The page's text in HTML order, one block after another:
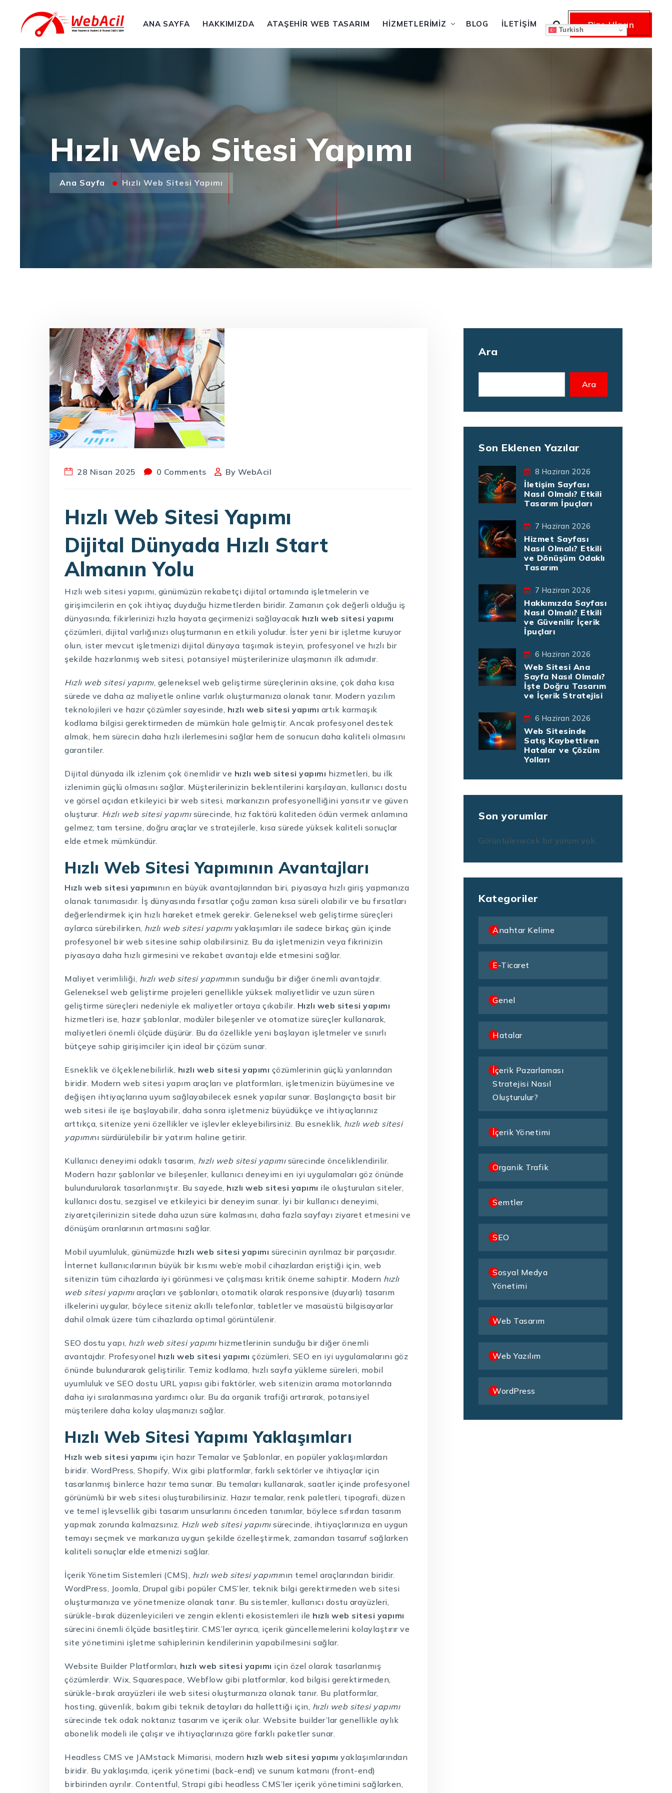
ANA SAYFA HAKKIMIZDA ATAŞEHIR WEB TASARIM HIZMETLERIMIZ BLOG İLETIŞIM
Turkish Bize Ulaşın
Hızlı Web Sitesi Yapımı
Ana Sayfa Hızlı Web Sitesi Yapımı
28 Nisan 2025 0 Comments By WebAcil
Hızlı Web Sitesi Yapımı
Dijital Dünyada Hızlı Start
Almanın Yolu
Hızlı web sitesi yapımı, günümüzün rekabetçi dijital ortamında işletmelerin ve
girişimcilerin en çok ihtiyaç duyduğu hizmetlerden biridir. Zamanın çok değerli olduğu iş
dünyasında, fikirlerinizi hızla hayata geçirmenizi sağlayacak hızlı web sitesi yapımı
çözümleri, dijital varlığınızı oluşturmanın en etkili yoludur. İster yeni bir işletme kuruyor
olun, ister mevcut işletmenizi dijital dünyaya taşımak isteyin, profesyonel ve hızlı bir
şekilde hazırlanmış web sitesi, potansiyel müşterilerinize ulaşmanın ilk adımıdır.
Hızlı web sitesi yapımı, geleneksel web geliştirme süreçlerinin aksine, çok daha kısa
sürede ve daha az maliyetle online varlık oluşturmanıza olanak tanır. Modern yazılım
teknolojileri ve hazır çözümler sayesinde, hızlı web sitesi yapımı artık karmaşık
kodlama bilgisi gerektirmeden de mümkün hale gelmiştir. Ancak profesyonel destek
almak, hem sürecin daha hızlı ilerlemesini sağlar hem de sonucun daha kaliteli olmasını
garantiler.
Dijital dünyada ilk izlenim çok önemlidir ve hızlı web sitesi yapımı hizmetleri, bu ilk
izlenimin güçlü olmasını sağlar. Müşterilerinizin beklentilerini karşılayan, kullanıcı dostu
ve görsel açıdan etkileyici bir web sitesi, markanızın profesyonelliğini yansıtır ve güven
oluşturur. Hızlı web sitesi yapımısürecinde, hız faktörü kaliteden ödün vermek anlamına
gelmez; tam tersine, doğru araçlar ve stratejilerle, kısa sürede yüksek kaliteli sonuçlar
elde etmek mümkündür.
Hızlı Web Sitesi Yapımının Avantajları
Hızlı web sitesi yapımının en büyük avantajlarından biri, piyasaya hızlı giriş yapmanıza
olanak tanımasıdır. İş dünyasında fırsatlar çoğu zaman kısa süreli olabilir ve bu fırsatları
değerlendirmek için hızlı hareket etmek gerekir. Geleneksel web geliştirme süreçleri
aylarca sürebilirken, hızlı web sitesi yapımıyaklaşımları ile sadece birkaç gün içinde
profesyonel bir web sitesine sahip olabilirsiniz. Bu da işletmenizin veya fikrinizin
piyasaya daha hızlı girmesini ve rekabet avantajı elde etmesini sağlar.
Maliyet verimliliği, hızlı web sitesi yapımının sunduğu bir diğer önemli avantajdır.
Geleneksel web geliştirme projeleri genellikle yüksek maliyetlidir ve uzun süren
geliştirme süreçleri nedeniyle ek maliyetler ortaya çıkabilir. Hızlı web sitesi yapımı
hizmetleri ise, hazır şablonlar, modüler bileşenler ve otomatize süreçler kullanarak,
maliyetleri önemli ölçüde düşürür. Bu da özellikle yeni başlayan işletmeler ve sınırlı
bütçeye sahip girişimciler için ideal bir çözüm sunar.
Esneklik ve ölçeklenebilirlik, hızlı web sitesi yapımı çözümlerinin güçlü yanlarından
biridir. Modern web sitesi yapım araçları ve platformları, işletmenizin büyümesine ve
değişen ihtiyaçlarına uyum sağlayabilecek esnek yapılar sunar. Başlangıçta basit bir
web sitesi ile işe başlayabilir, daha sonra işletmeniz büyüdükçe ve ihtiyaçlarınız
arttıkça, sitenize yeni özellikler ve işlevler ekleyebilirsiniz. Bu esneklik, hızlı web sitesi
yapımını sürdürülebilir bir yatırım haline getirir.
Kullanıcı deneyimi odaklı tasarım, hızlı web sitesi yapımısürecinde önceliklendirilir.
Modern hazır şablonlar ve bileşenler, kullanıcı deneyimi en iyi uygulamaları göz önünde
bulundurularak tasarlanmıştır. Bu sayede, hızlı web sitesi yapımı ile oluşturulan siteler,
kullanıcı dostu, sezgisel ve etkileyici bir deneyim sunar. İyi bir kullanıcı deneyimi,
ziyaretçilerinizin sitede daha uzun süre kalmasını, daha fazla sayfayı ziyaret etmesini ve
dönüşüm oranlarının artmasını sağlar.
Mobil uyumluluk, günümüzde hızlı web sitesi yapımı sürecinin ayrılmaz bir parçasıdır.
İnternet kullanıcılarının büyük bir kısmı web’e mobil cihazlardan eriştiği için, web
sitenizin tüm cihazlarda iyi görünmesi ve çalışması kritik öneme sahiptir. Modern hızlı
web sitesi yapımıaraçları ve şablonları, otomatik olarak responsive (duyarlı) tasarım
ilkelerini uygular, böylece siteniz akıllı telefonlar, tabletler ve masaüstü bilgisayarlar
dahil olmak üzere tüm cihazlarda optimal görüntülenir.
SEO dostu yapı, hızlı web sitesi yapımıhizmetlerinin sunduğu bir diğer önemli
avantajdır. Profesyonel hızlı web sitesi yapımı çözümleri, SEO en iyi uygulamalarını göz
önünde bulundurarak geliştirilir. Temiz kodlama, hızlı sayfa yükleme süreleri, mobil
uyumluluk ve SEO dostu URL yapısı gibi faktörler, web sitenizin arama motorlarında
daha iyi sıralanmasına yardımcı olur. Bu da organik trafiği artırarak, potansiyel
müşterilere daha kolay ulaşmanızı sağlar.
Hızlı Web Sitesi Yapımı Yaklaşımları
Hızlı web sitesi yapımı için hazır Temalar ve Şablonlar, en popüler yaklaşımlardan
biridir. WordPress, Shopify, Wix gibi platformlar, farklı sektörler ve ihtiyaçlar için
tasarlanmış binlerce hazır tema sunar. Bu temaları kullanarak, saatler içinde profesyonel
görünümlü bir web sitesi oluşturabilirsiniz. Hazır temalar, renk paletleri, tipografi, düzen
ve temel işlevsellik gibi tasarım unsurlarını önceden tanımlar, böylece sıfırdan tasarım
yapmak zorunda kalmazsınız. Hızlı web sitesi yapımısürecinde, ihtiyaçlarınıza en uygun
temayı seçmek ve markanıza uygun şekilde özelleştirmek, zamandan tasarruf sağlarken
kaliteli sonuçlar elde etmenizi sağlar.
İçerik Yönetim Sistemleri (CMS), hızlı web sitesi yapımının temel araçlarından biridir.
WordPress, Joomla, Drupal gibi popüler CMS’ler, teknik bilgi gerektirmeden web sitesi
oluşturmanıza ve yönetmenize olanak tanır. Bu sistemler, kullanıcı dostu arayüzleri,
sürükle-bırak düzenleyicileri ve zengin eklenti ekosistemleri ile hızlı web sitesi yapımı
sürecini önemli ölçüde basitleştirir. CMS’ler ayrıca, içerik güncellemelerini kolaylaştırır ve
site yönetimini işletme sahiplerinin kendilerinin yapabilmesini sağlar.
Website Builder Platformları, hızlı web sitesi yapımı için özel olarak tasarlanmış
çözümlerdir. Wix, Squarespace, Webflow gibi platformlar, kod bilgisi gerektirmeden,
sürükle-bırak arayüzleri ile web sitesi oluşturmanıza olanak tanır. Bu platformlar,
hosting, güvenlik, bakım gibi teknik detayları da hallettiği için, hızlı web sitesi yapımı
sürecinde tek odak noktanız tasarım ve içerik olur. Website builder’lar genellikle aylık
abonelik modeli ile çalışır ve ihtiyaçlarınıza göre farklı paketler sunar.
Headless CMS ve JAMstack Mimarisi, modern hızlı web sitesi yapımı yaklaşımlarından
biridir. Bu yaklaşımda, içerik yönetimi (back-end) ve sunum katmanı (front-end)
birbirinden ayrılır. Contentful, Strapi gibi headless CMS’ler içerik yönetimini sağlarken,
Ara
Ara
Son Eklenen Yazılar
8 Haziran 2026
İletişim Sayfası
Nasıl Olmalı? Etkili
Tasarım İpuçları
7 Haziran 2026
Hizmet Sayfası
Nasıl Olmalı? Etkili
ve Dönüşüm Odaklı
Tasarım
7 Haziran 2026
Hakkımızda Sayfası
Nasıl Olmalı? Etkili
ve Güvenilir İçerik
İpuçları
6 Haziran 2026
Web Sitesi Ana
Sayfa Nasıl Olmalı?
İşte Doğru Tasarım
ve İçerik Stratejisi
6 Haziran 2026
Web Sitesinde
Satış Kaybettiren
Hatalar ve Çözüm
Yolları
Son yorumlar
Görüntülenecek bir yorum yok.
Kategoriler
Anahtar Kelime
E-Ticaret
Genel
Hatalar
İçerik Pazarlaması
Stratejisi Nasıl
Oluşturulur?
İçerik Yönetimi
Organik Trafik
Semtler
SEO
Sosyal Medya
Yönetimi
Web Tasarım
Web Yazılım
WordPress